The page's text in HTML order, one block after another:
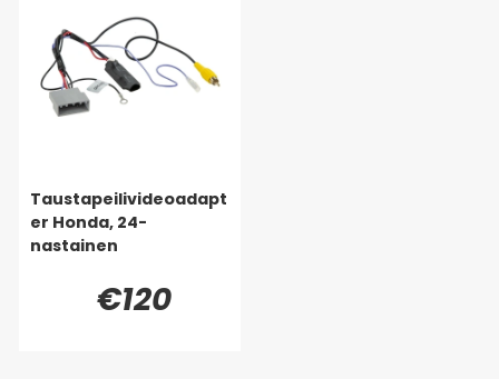
Taustapeilivideoadapt
er Honda, 24-
nastainen
€120